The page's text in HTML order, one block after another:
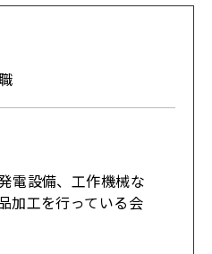
電設備、工作機械な
加工を行っている会